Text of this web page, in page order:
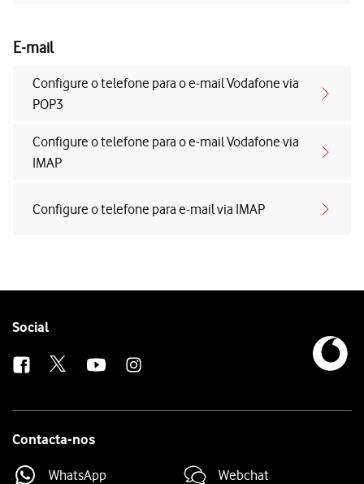
E-mail
Configure o telefone para o e-mail Vodafone via
POP3
Configure o telefone para o e-mail Vodafone via
IMAP
Configure o telefone para e-mail via IMAP
Follow
Social
Contacta-nos
WhatsApp Webchat